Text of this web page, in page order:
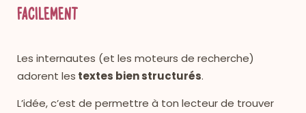
facilement
Les internautes (et les moteurs de recherche)
adorent les textes bien structurés.
L’idée, c’est de permettre à ton lecteur de trouver